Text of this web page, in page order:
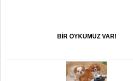
BİR ÖYKÜMÜZ VAR!